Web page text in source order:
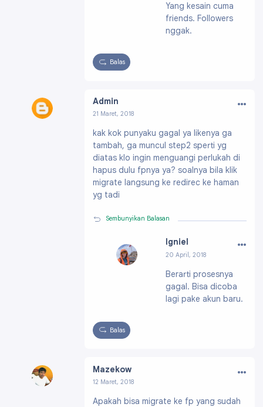
t.blogger.com/pro
file/091991703796
61896200
Yang kesain cuma
friends. Followers
nggak.
Balas
Admin
21 Maret, 2018
850664827106840
…
kak kok punyaku gagal ya likenya ga
tambah, ga muncul step2 sperti yg
diatas klo ingin menguangi perlukah di
hapus dulu fpnya ya? soalnya bila klik
migrate langsung ke redirec ke haman
yg tadi
Sembunyikan Balasan
Igniel
20 April, 2018
t.blogger.com/pro
file/091991703796
61896200
…
Berarti prosesnya
gagal. Bisa dicoba
lagi pake akun baru.
Balas
Mazekow
12 Maret, 2018
002979055637911
…
Apakah bisa migrate ke fp yang sudah